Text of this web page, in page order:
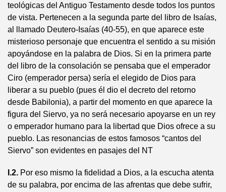
teológicas del Antiguo Testamento desde todos los puntos
de vista. Pertenecen a la segunda parte del libro de Isaías,
al llamado Deutero-Isaías (40-55), en que aparece este
misterioso personaje que encuentra el sentido a su misión
apoyándose en la palabra de Dios. Si en la primera parte
del libro de la consolación se pensaba que el emperador
Ciro (emperador persa) sería el elegido de Dios para
liberar a su pueblo (pues él dio el decreto del retorno
desde Babilonia), a partir del momento en que aparece la
figura del Siervo, ya no será necesario apoyarse en un rey
o emperador humano para la libertad que Dios ofrece a su
pueblo. Las resonancias de estos famosos “cantos del
Siervo” son evidentes en pasajes del NT
I.2. Por eso mismo la fidelidad a Dios, a la escucha atenta
de su palabra, por encima de las afrentas que debe sufrir,